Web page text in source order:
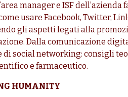
manager e ISF
usare Facebook, Twitter,
gli aspetti legati alla
Dalla comunicazione
di social networking: consigli
e farmaceutico.
HUMANITY